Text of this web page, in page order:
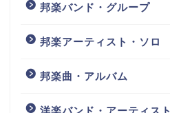
邦楽バンド・グループ
邦楽アーティスト・ソロ
邦楽曲・アルバム